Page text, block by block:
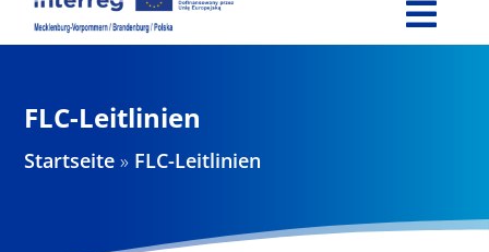
Projekte
FLC-Leitlinien
Startseite » FLC-Leitlinien